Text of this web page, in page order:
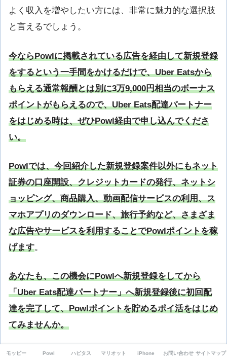
よく収入を増やしたい方には、非常に魅力的な選択肢
と言えるでしょう。
今ならPowlに掲載されている広告を経由して新規登録
をするという一手間をかけるだけで、Uber Eatsから
もらえる通常報酬とは別に3万9,000円相当のボーナス
ポイントがもらえるので、Uber Eats配達パートナー
をはじめる時は、ぜひPowl経由で申し込んでくださ
い。
Powlでは、今回紹介した新規登録案件以外にもネット
証券の口座開設、クレジットカードの発行、ネットシ
ョッピング、商品購入、動画配信サービスの利用、ス
マホアプリのダウンロード、旅行予約など、さまざま
な広告やサービスを利用することでPowlポイントを稼
げます。
あなたも、この機会にPowlへ新規登録をしてから
「Uber Eats配達パートナー」へ新規登録後に初回配
達を完了して、Powlポイントを貯めるポイ活をはじめ
てみませんか。
Powl（ポール）への登録は、以下のリンクから行えま
モッピー Powl ハピタス マリオット iPhone お問い合わせ サイトマップ